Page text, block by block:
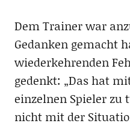
Dem Trainer war
Gedanken gemacht
wiederkehrenden
gedenkt: „Das hat
einzelnen Spieler zu
nicht mit der